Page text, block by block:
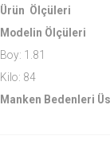
Ürün Ölçüleri
Modelin Ölçüleri
Boy: 1.81
Kilo: 84
Manken Bedenleri